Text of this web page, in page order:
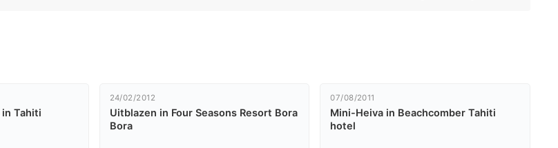
Tahiti
24/02/2012
Uitblazen in Four Seasons Resort Bora
Bora
07/08/2011
Mini-Heiva in Beachcomber Tahiti
hotel